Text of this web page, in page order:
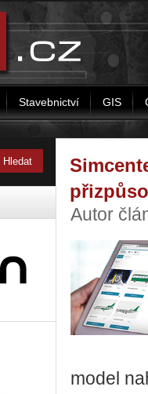
Stavebnictví GIS
Autor
model